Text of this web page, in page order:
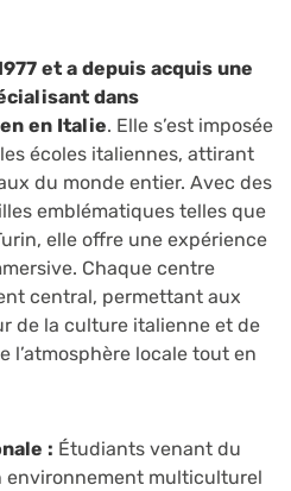
et a depuis acquis une
dans
en Italie. Elle s’est imposée
écoles italiennes, attirant
du monde entier. Avec des
emblématiques telles que
elle offre une expérience
Chaque centre
central, permettant aux
de la culture italienne et de
l’atmosphère locale tout en
: Étudiants venant du
environnement multiculturel